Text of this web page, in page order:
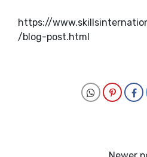
https://
/blog-post.html